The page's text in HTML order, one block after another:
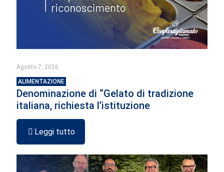
Agosto 7, 2026
ALIMENTAZIONE
Denominazione di “Gelato di tradizione
italiana, richiesta l’istituzione
Leggi tutto